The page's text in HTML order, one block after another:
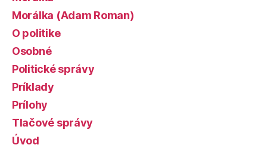
Morálka (Adam Roman)
O politike
Osobné
Politické správy
Príklady
Prílohy
Tlačové správy
Úvod